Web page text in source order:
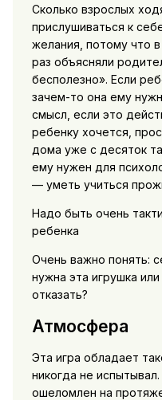
Сколько взрослых
прислушиваться к
желания, потому что
раз объясняли
бесполезно». Если
зачем-то она ему
смысл, если это
ребенку хочется,
дома уже с десяток
ему нужен для
— уметь учиться
Надо быть очень
ребенка
Очень важно понять:
нужна эта игрушка
отказать?
Атмосфера
Эта игра обладает
никогда не
ошеломлен на